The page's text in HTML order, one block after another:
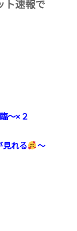
ト速報で
〜×２
れる 〜